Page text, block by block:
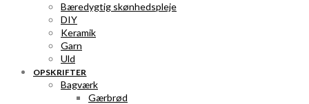
Bæredygtig skønhedspleje
DIY
Keramik
Garn
Uld
OPSKRIFTER
Bagværk
Gærbrød